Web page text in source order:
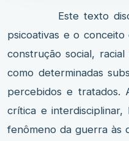
Este texto discute
psicoativas e o
construção social,
como determinadas
percebidos e tratados.
crítica e interdisciplinar,
fenômeno da guerra às